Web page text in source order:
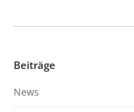
Beiträge
News